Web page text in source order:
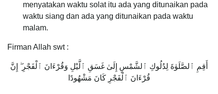
menyatakan waktu solat itu ada yang ditunaikan pada
waktu siang dan ada yang ditunaikan pada waktu
malam.
Firman Allah swt :
أَقِمِ ٱلصَّلَوٰةَ لِدُلُوكِ ٱلشَّمْسِ إِلَىٰ غَسَقِ ٱلَّيْلِ وَقُرْءَانَ ٱلْفَجْرِ ۖ إِنَّ
قُرْءَانَ ٱلْفَجْرِ كَانَ مَشْهُودًا